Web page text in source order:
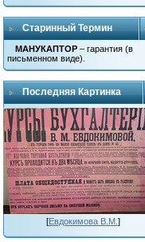
Старинный Термин
МАНУКАПТОР – гарантия (в
письменном виде).
Последняя Картинка
[Евдокимова В.М. ]